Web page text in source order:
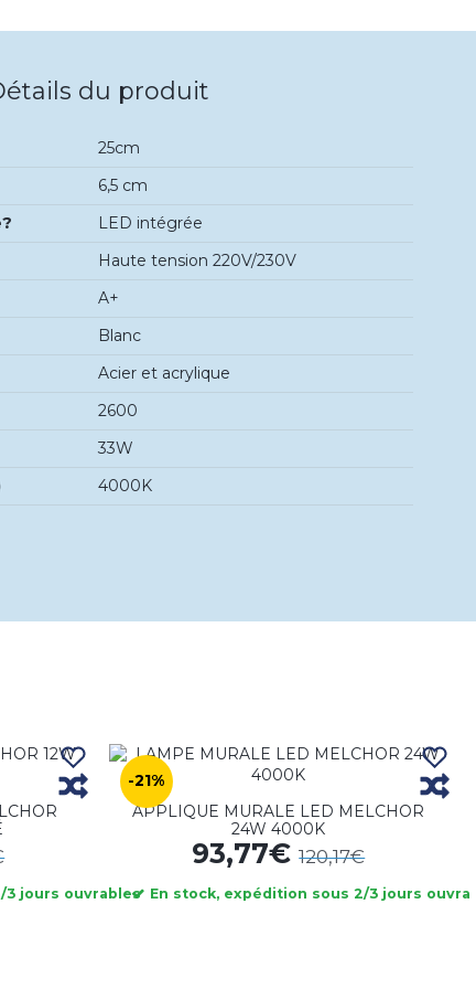
du produit
25cm
6,5 cm
LED intégrée
Haute tension 220V/230V
A+
Blanc
Acier et acrylique
2600
33W
4000K
3 jours ouvrables
-21%
APPLIQUE MURALE LED MELCHOR
24W 4000K
93,77€120,17€
En stock, expédition sous 2/3 jours